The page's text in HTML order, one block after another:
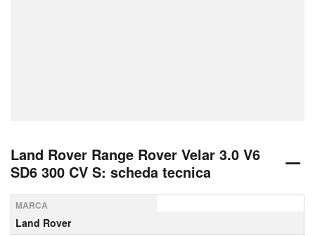
Land Rover Range Rover Velar 3.0 V6
SD6 300 CV S: scheda tecnica
MARCA
Land Rover